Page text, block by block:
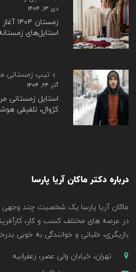
دی ۱۳, ۱۴۰۴
استایل‌های
تیپ زمستانی
آذر ۲۴, ۱۴۰۴
استایل زمستانی
کژوال، تلفیقی
درباره دکتر ماکان آریا پارسا
ماکان آریا پارسا یک شخصیت چند
در عرصه های مختلف کسب و کار،
بازیگری، خلبانی و خوانندگی به خوبی
تهران، خیابان ولی عصر، زعفرانیه